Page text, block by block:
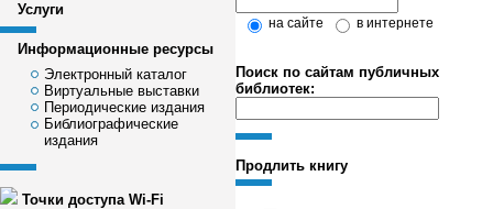
Услуги
Информационные ресурсы
Электронный каталог
Виртуальные выставки
Периодические издания
Библиографические
издания
Точки доступа Wi-Fi
на сайте в интернете
Поиск по сайтам публичных
библиотек:
Продлить книгу